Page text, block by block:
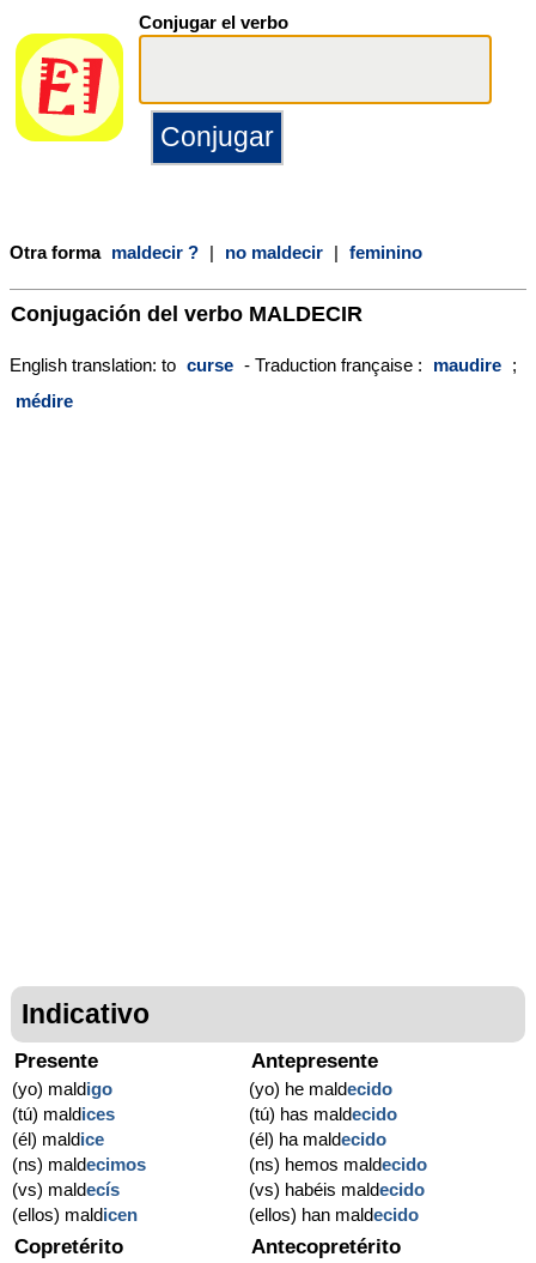
Conjugar el verbo
Otra forma maldecir ? | no maldecir | feminino
Conjugación del verbo MALDECIR
English translation: to curse - Traduction française : maudire ;
médire
Indicativo
Presente
(yo) maldigo
(tú) maldices
(él) maldice
(ns) maldecimos
(vs) maldecís
(ellos) maldicen
Antepresente
(yo) he maldecido
(tú) has maldecido
(él) ha maldecido
(ns) hemos maldecido
(vs) habéis maldecido
(ellos) han maldecido
Copretérito Antecopretérito